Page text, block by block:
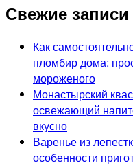
Свежие записи
Как
пломбир дома:
мороженого
Монастырский
освежающий
вкусно
Варенье из
особенности